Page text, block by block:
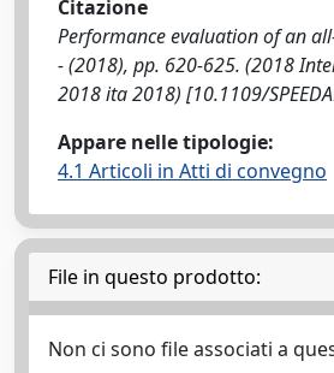
Citazione
Performance evaluation of an
- (2018), pp. 620-625. (2018
2018 ita 2018) [10.1109/
Appare nelle tipologie:
4.1 Articoli in Atti di convegno
File in questo prodotto:
Non ci sono file associati a